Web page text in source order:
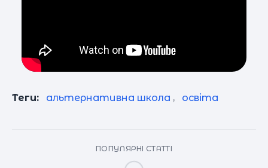
Теги: альтернативна школа , освіта
ПОПУЛЯРНІ СТАТТІ